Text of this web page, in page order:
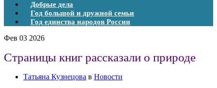
Добрые дела
Год большой и дружной семьи
Год единства народов России
Фев 03 2026
Страницы книг рассказали о природе
Татьяна Кузнецова в Новости